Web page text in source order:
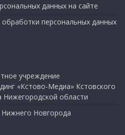
данных на сайте
персональных данных
учреждение
«Кстово-Медиа» Кстовского
Нижегородской области
Новгорода